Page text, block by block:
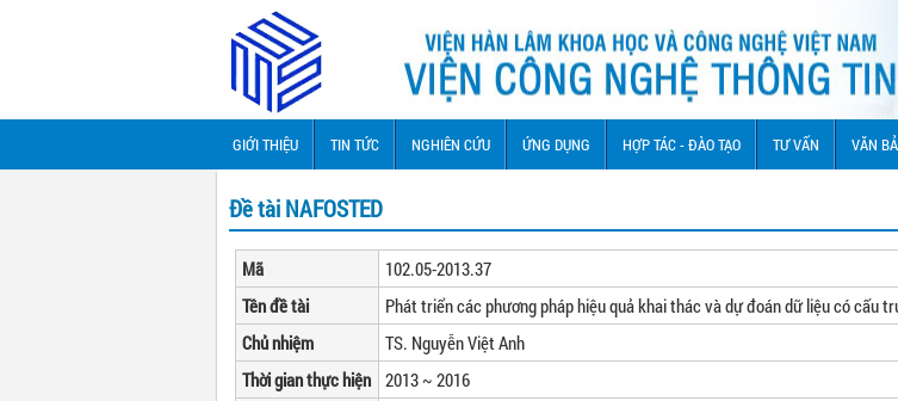
GIỚI THIỆU TIN TỨC NGHIÊN CỨU ỨNG DỤNG HỢP TÁC - ĐÀO TẠO TƯ VẤN VĂN
Đề tài NAFOSTED
Mã
102.05-2013.37
Tên đề tài
Phát triển các phương pháp hiệu quả khai thác và dự đoán dữ liệu có cấu
Chủ nhiệm
TS. Nguyễn Việt Anh
Thời gian thực hiện 2013 ~ 2016